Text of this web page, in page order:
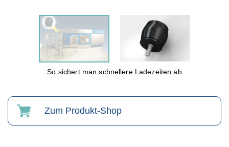
So sichert man schnellere Ladezeiten ab
Zum Produkt-Shop